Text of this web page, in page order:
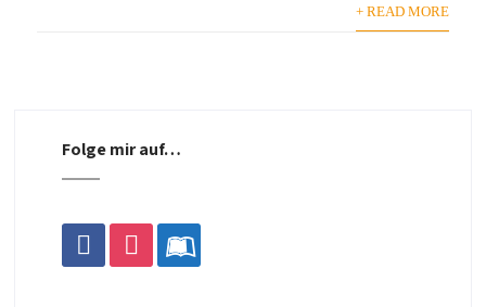
+ READ MORE
Folge mir auf…
facebookinstagramleanpub